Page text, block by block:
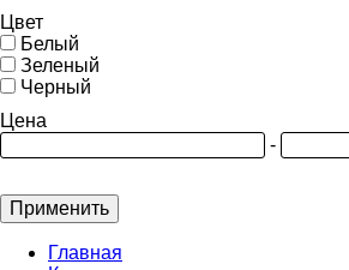
Цвет
Белый
Зеленый
Черный
Цена
-
Применить
Главная